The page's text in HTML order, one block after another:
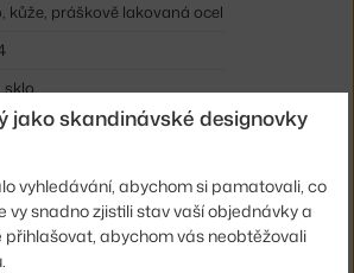
kůže, práškově lakovaná ocel
sklo
lm
LED zdroj
hod.
jako skandinávské designovky
vyhledávání, abychom si pamatovali, co
vy snadno zjistili stav vaší objednávky a
přihlašovat, abychom vás neobtěžovali